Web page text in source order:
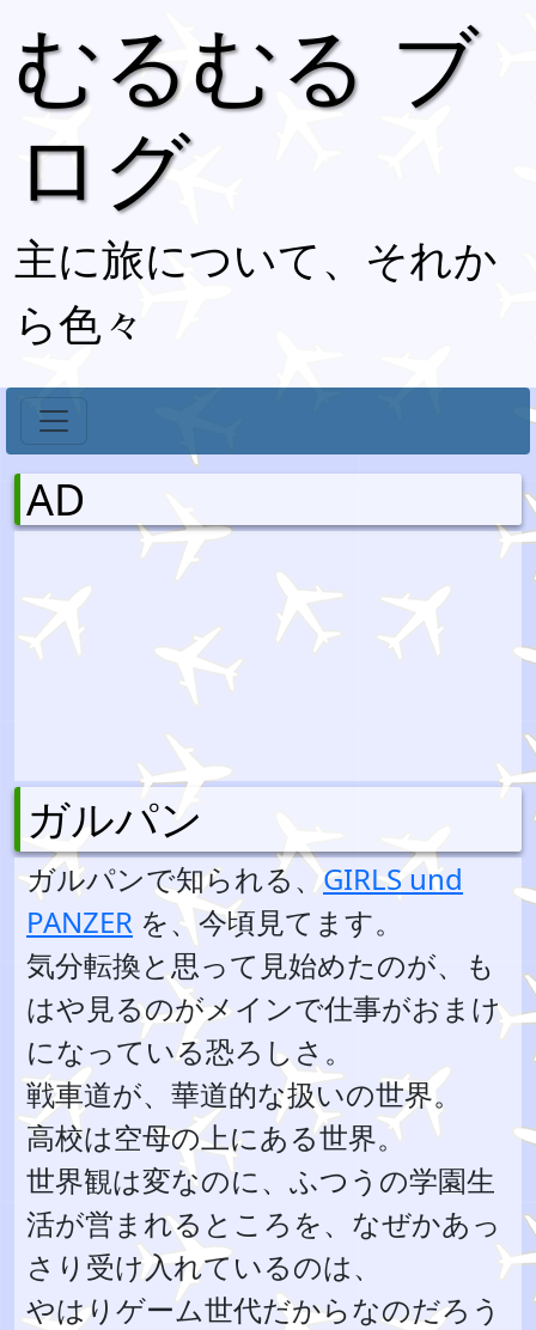
むるむる ブ
ログ
主に旅について、それか
ら色々
AD
ガルパン
ガルパンで知られる、 GIRLS und
PANZER を、今頃見てます。
気分転換と思って見始めたのが、も
はや見るのがメインで仕事がおまけ
になっている恐ろしさ。
戦車道が、華道的な扱いの世界。
高校は空母の上にある世界。
世界観は変なのに、ふつうの学園生
活が営まれるところを、なぜかあっ
さり受け入れているのは、
やはりゲーム世代だからなのだろう